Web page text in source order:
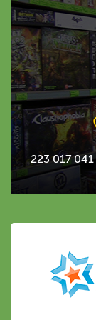
223 017 041